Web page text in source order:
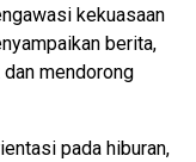
kekuasaan
berita,
mendorong
pada hiburan,